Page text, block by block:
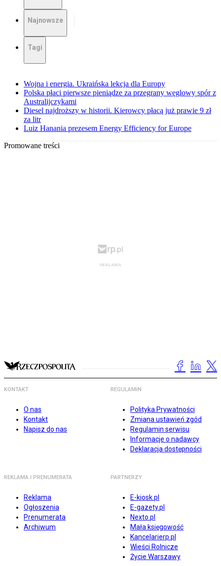
Najnowsze
Tagi
Wojna i energia. Ukraińska lekcja dla Europy
Polska płaci pierwsze pieniądze za przegrany węglowy spór z
Australijczykami
Diesel najdroższy w historii. Kierowcy płacą już prawie 9 zł
za litr
Luiz Hanania prezesem Energy Efficiency for Europe
Promowane treści
KONTAKT
O nas
Kontakt
Napisz do nas
REGULAMIN
Polityka Prywatności
Zmiana ustawień zgód
Regulamin serwisu
Informacje o nadawcy
Deklaracja dostępności
REKLAMA I PRENUMERATA
Reklama
Ogłoszenia
Prenumerata
Archiwum
PARTNERZY
E-kiosk.pl
E-gazety.pl
Nexto.pl
Mała księgowość
Kancelarierp.pl
Wieści Rolnicze
Życie Warszawy